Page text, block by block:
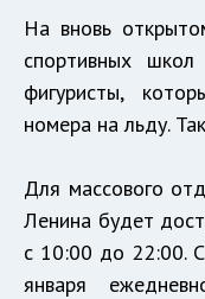
На вновь
спортивных
фигуристы,
номера на льду.
Для массового
Ленина будет
с 10:00 до 22:00.
января